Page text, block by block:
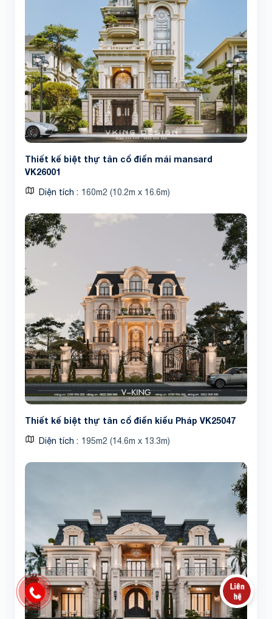
Thiết kế biệt thự tân cổ điển mái mansard
VK26001
Diện tích 160m2 (10.2m x 16.6m)
Thiết kế biệt thự tân cổ điển kiểu Pháp VK25047
Diện tích 195m2 (14.6m x 13.3m)